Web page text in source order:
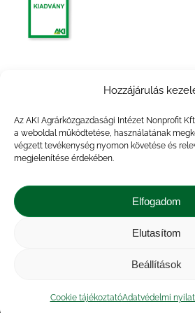
Hozzájárulás
Az AKI Agrárközgazdasági Intézet Nonprofit
a weboldal működtetése, használatának
végzett tevékenység nyomon követése és
megjelenítése érdekében.
Elfogadom
Elutasítom
Beállítások
Cookie tájékoztatóAdatvédelmi
Közérdekű adatok
|